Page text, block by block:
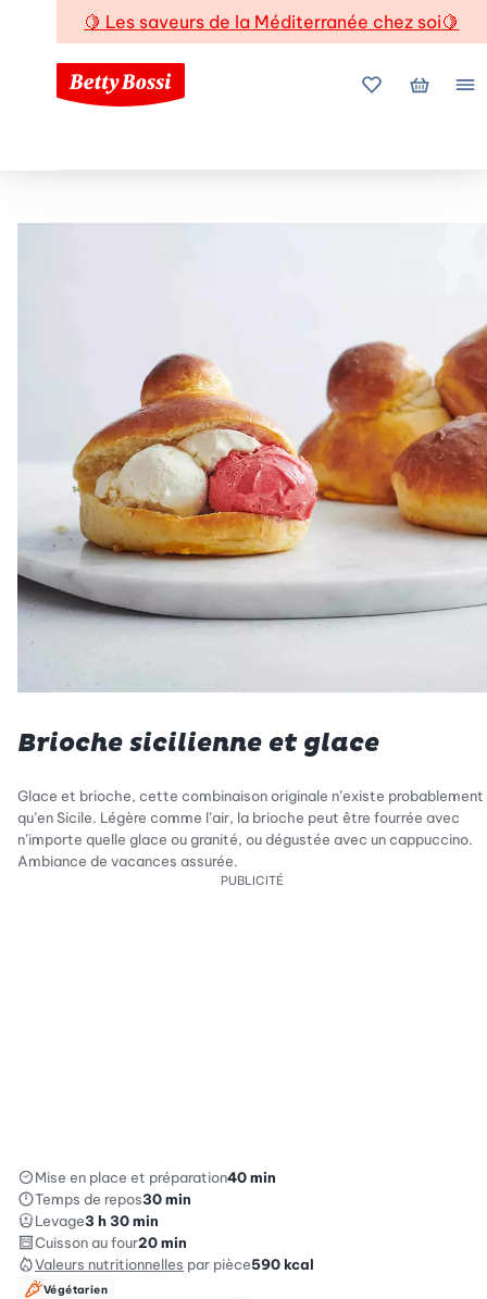
🍋 Les saveurs de la Méditerranée chez soi🍋
Mes favoris
Mon
Brioche sicilienne et glace
Glace et brioche, cette combinaison originale n’existe probablement
qu’en Sicile. Légère comme l’air, la brioche peut être fourrée avec
n’importe quelle glace ou granité, ou dégustée avec un cappuccino.
Ambiance de vacances assurée.
PUBLICITÉ
Mise en place et préparation40 min
Temps de repos30 min
Levage3 h 30 min
Cuisson au four20 min
Valeurs nutritionnelles par pièce590kcal
Végétarien